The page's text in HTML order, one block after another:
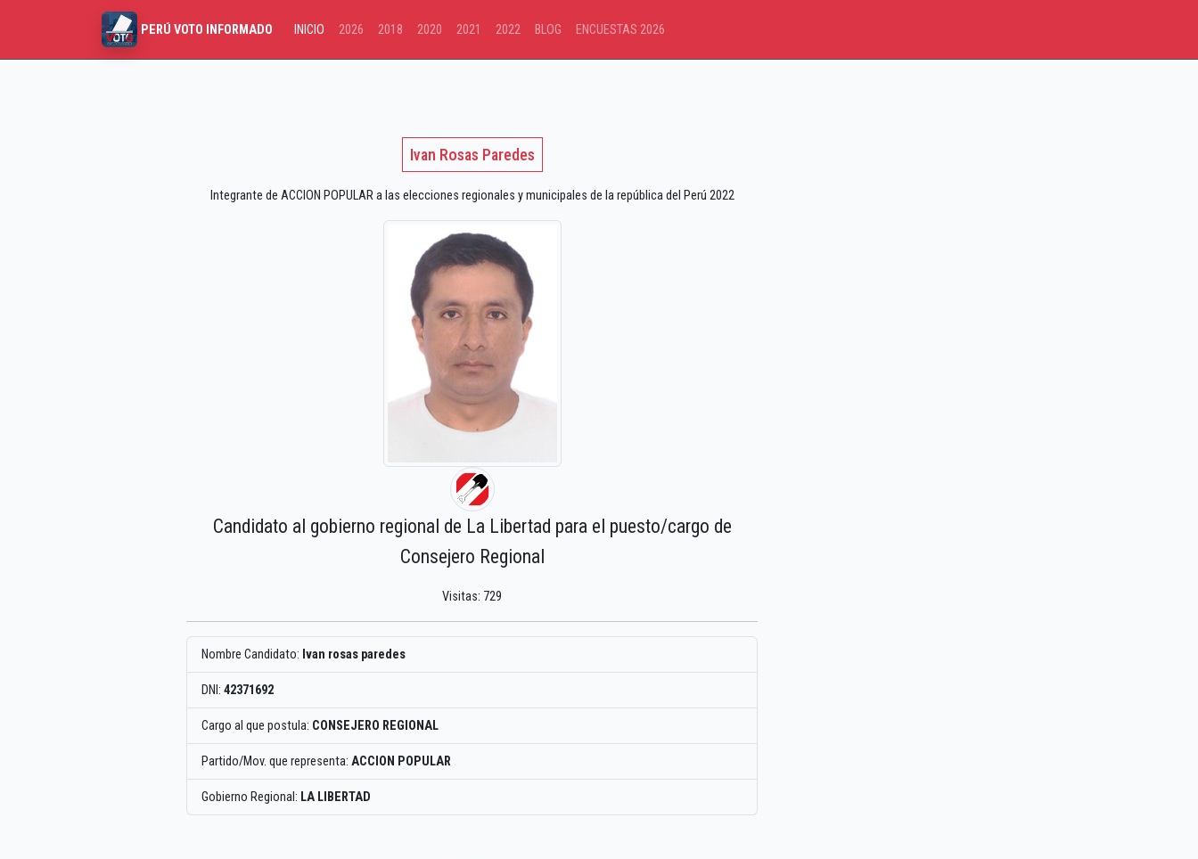
PERÚ VOTO INFORMADO INICIO 2026 2018 2020 2021 2022 BLOG ENCUESTAS 2026
Ivan Rosas Paredes
Integrante de ACCION POPULAR a las elecciones regionales y municipales de la república del Perú 2022
Candidato al gobierno regional de La Libertad para el puesto/cargo de
Consejero Regional
Visitas: 729
Nombre Candidato: Ivan rosas paredes
DNI: 42371692
Cargo al que postula: CONSEJERO REGIONAL
Partido/Mov. que representa: ACCION POPULAR
Gobierno Regional: LA LIBERTAD